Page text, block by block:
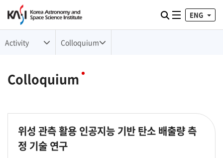
검색Toggle
ENG
Activity Colloquium
Colloquium
위성 관측 활용 인공지능 기반 탄소 배출량 측
정 기술 연구